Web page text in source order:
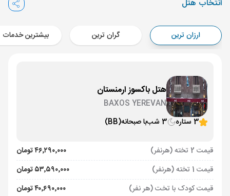
مدت پرواز :02:00
تهران , فرودگاه بین‌المللی امام خمینی IKA
انتخاب هتل
ارزان ترین گران ترین بیشترین خدمات
هتل باکسوز ارمنستان
BAXOS YEREVAN
3 ستاره
3 شب با صبحانه(BB)
قیمت 2 تخته (هرنفر)
۴۶٬۲۹۰٬۰۰۰ تومان
قیمت 1 تخته (هرنفر)
۵۳٬۵۹۰٬۰۰۰ تومان
قیمت کودک با تخت (هر نفر)
۴۰٬۶۹۰٬۰۰۰ تومان